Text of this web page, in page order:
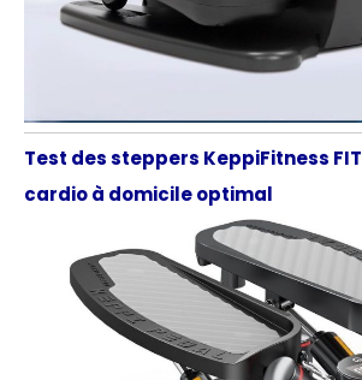
Test des steppers KeppiFitness
cardio à domicile optimal